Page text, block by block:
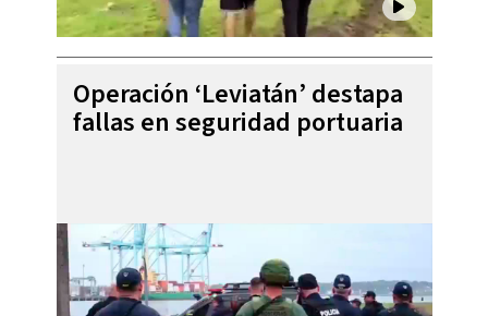
Operación ‘Leviatán’ destapa
fallas en seguridad portuaria